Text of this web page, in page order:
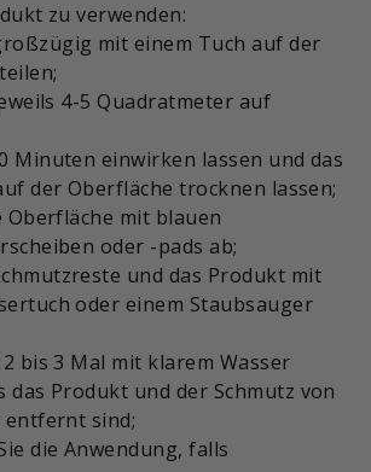
zu verwenden:
mit einem Tuch auf der
4-5 Quadratmeter auf
Minuten einwirken lassen und das
der Oberfläche trocknen lassen;
Oberfläche mit blauen
oder -pads ab;
und das Produkt mit
oder einem Staubsauger
bis 3 Mal mit klarem Wasser
das Produkt und der Schmutz von
entfernt sind;
die Anwendung, falls